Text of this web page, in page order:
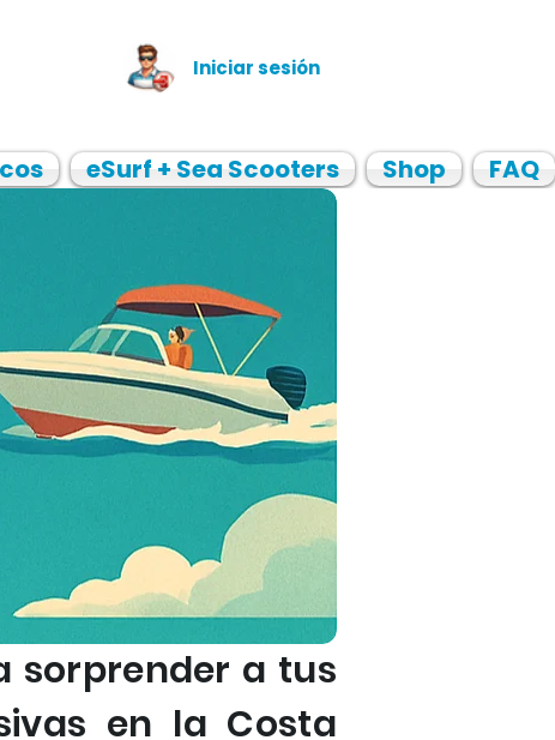
Iniciar sesión
eSurf + Sea Scooters Shop FAQ
sorprender a tus
en la Costa